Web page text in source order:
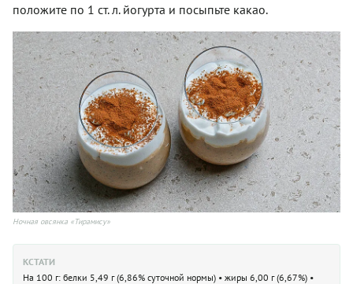
положите по 1 ст. л. йогурта и посыпьте какао.
Ночная овсянка «Тирамису»
КСТАТИ
На 100 г: белки 5,49 г (6,86% суточной нормы) • жиры 6,00 г (6,67%) •